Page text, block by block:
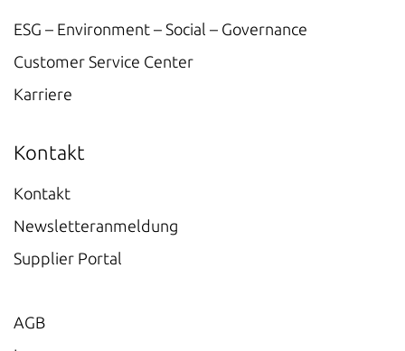
ESG – Environment – Social – Governance
Customer Service Center
Karriere
Kontakt
Kontakt
Newsletteranmeldung
Supplier Portal
AGB